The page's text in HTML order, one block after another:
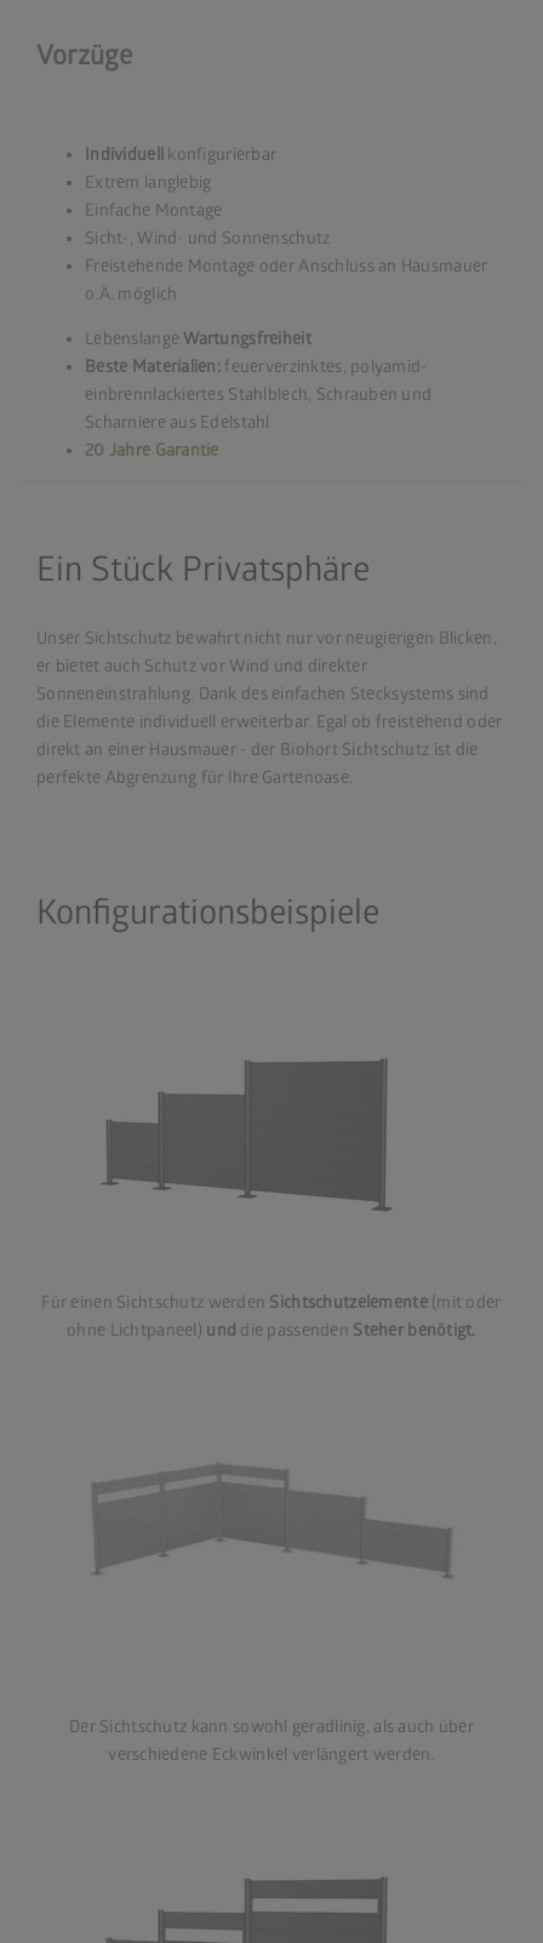
Vorzüge
Individuell konfigurierbar
Extrem langlebig
Einfache Montage
Sicht-, Wind- und Sonnenschutz
Freistehende Montage oder Anschluss an Hausmauer
o.Ä. möglich
Lebenslange Wartungsfreiheit
Beste Materialien: feuerverzinktes, polyamid-
einbrennlackiertes Stahlblech, Schrauben und
Scharniere aus Edelstahl
20 Jahre Garantie
Ein Stück Privatsphäre
Unser Sichtschutz bewahrt nicht nur vor neugierigen Blicken,
er bietet auch Schutz vor Wind und direkter
Sonneneinstrahlung. Dank des einfachen Stecksystems sind
die Elemente individuell erweiterbar. Egal ob freistehend oder
direkt an einer Hausmauer - der Biohort Sichtschutz ist die
perfekte Abgrenzung für Ihre Gartenoase.
Konfigurationsbeispiele
Für einen Sichtschutz werden Sichtschutzelemente (mit oder
ohne Lichtpaneel) und die passenden Steher benötigt.
Der Sichtschutz kann sowohl geradlinig, als auch über
verschiedene Eckwinkel verlängert werden.